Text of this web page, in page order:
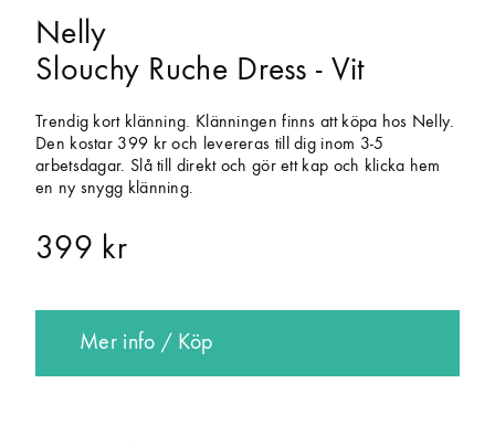
Nelly
Slouchy Ruche Dress - Vit
Trendig kort klänning. Klänningen finns att köpa hos Nelly.
Den kostar 399 kr och levereras till dig inom 3-5
arbetsdagar. Slå till direkt och gör ett kap och klicka hem
en ny snygg klänning.
399 kr
Mer info / Köp